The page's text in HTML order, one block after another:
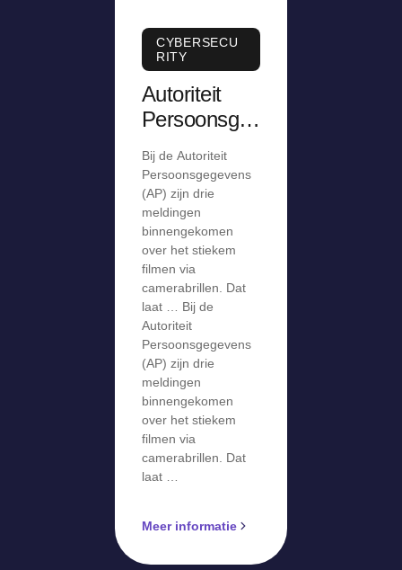
CYBERSECU
RITY
Autoriteit
Persoonsge
meldingen
over stiekem
filmen via
camerabril
Bij de Autoriteit
Persoonsgegevens
(AP) zijn drie
meldingen
binnengekomen
over het stiekem
filmen via
camerabrillen. Dat
laat … Bij de
Autoriteit
Persoonsgegevens
(AP) zijn drie
meldingen
binnengekomen
over het stiekem
filmen via
camerabrillen. Dat
laat …
Meer informatie